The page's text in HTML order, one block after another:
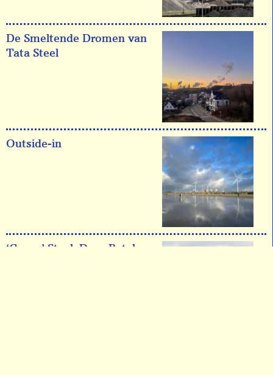
De Smeltende Dromen van
Tata Steel
Outside-in
‘Groen’ Staal: Duur Betalen